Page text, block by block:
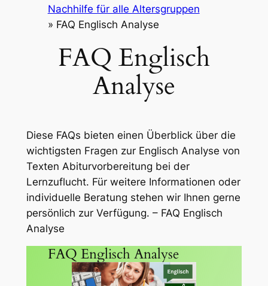
Nachhilfe für alle Altersgruppen
» FAQ Englisch Analyse
FAQ Englisch
Analyse
Diese FAQs bieten einen Überblick über die
wichtigsten Fragen zur Englisch Analyse von
Texten Abiturvorbereitung bei der
Lernzuflucht. Für weitere Informationen oder
individuelle Beratung stehen wir Ihnen gerne
persönlich zur Verfügung. – FAQ Englisch
Analyse
FAQ Englisch Analyse